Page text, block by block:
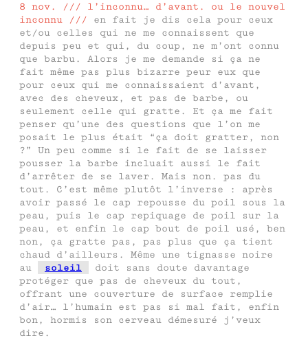
8 nov. /// l’inconnu… d’avant. ou le nouvel
inconnu /// en fait je dis cela pour ceux
et/ou celles qui ne me connaissent que
depuis peu et qui, du coup, ne m’ont connu
que barbu. Alors je me demande si ça ne
fait même pas plus bizarre peur eux que
pour ceux qui me connaissaient d’avant,
avec des cheveux, et pas de barbe, ou
seulement celle qui gratte. Et ça me fait
penser qu’une des questions que l’on me
posait le plus était “ça doit gratter, non
?” Un peu comme si le fait de se laisser
pousser la barbe incluait aussi le fait
d’arrêter de se laver. Mais non. pas du
tout. C’est même plutôt l’inverse : après
avoir passé le cap repousse du poil sous la
peau, puis le cap repiquage de poil sur la
peau, et enfin le cap bout de poil usé, ben
non, ça gratte pas, pas plus que ça tient
chaud d’ailleurs. Même une tignasse noire
au
soleil
doit sans doute davantage
protéger que pas de cheveux du tout,
offrant une couverture de surface remplie
d’air… l’humain est pas si mal fait, enfin
bon, hormis son cerveau démesuré j’veux
dire.